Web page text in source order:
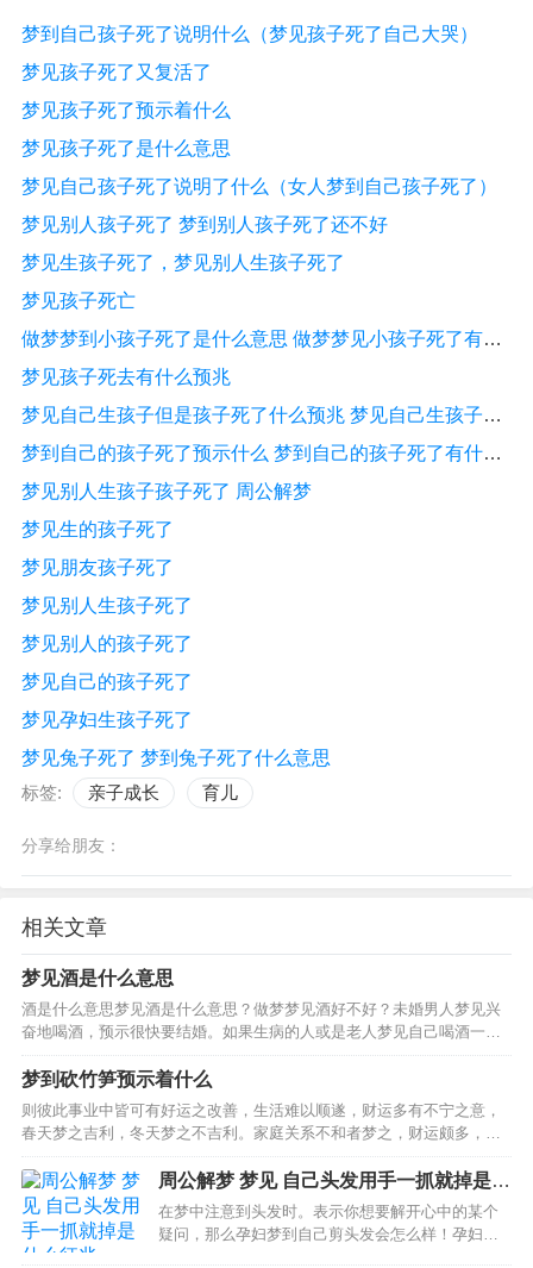
梦到自己孩子死了说明什么（梦见孩子死了自己大哭）
梦见孩子死了又复活了
梦见孩子死了预示着什么
梦见孩子死了是什么意思
梦见自己孩子死了说明了什么（女人梦到自己孩子死了）
梦见别人孩子死了 梦到别人孩子死了还不好
梦见生孩子死了，梦见别人生孩子死了
梦见孩子死亡
做梦梦到小孩子死了是什么意思 做梦梦见小孩子死了有什么预兆
梦见孩子死去有什么预兆
梦见自己生孩子但是孩子死了什么预兆 梦见自己生孩子但是孩子死了是什么意思
梦到自己的孩子死了预示什么 梦到自己的孩子死了有什么征兆
梦见别人生孩子孩子死了 周公解梦
梦见生的孩子死了
梦见朋友孩子死了
梦见别人生孩子死了
梦见别人的孩子死了
梦见自己的孩子死了
梦见孕妇生孩子死了
梦见兔子死了 梦到兔子死了什么意思
标签:
亲子成长 育儿
分享给朋友：
相关文章
梦见酒是什么意思
酒是什么意思梦见酒是什么意思？做梦梦见酒好不好？未婚男人梦见兴
奋地喝酒，预示很快要结婚。如果生病的人或是老人梦见自己喝酒一饮
而尽，还暗示可能会遇到危险。妻子梦见给丈夫倒酒，暗示要生孩子。
男人梦见给妻子或情人一杯酒，夫妻或情人会恩爱如初。女人…
梦到砍竹笋预示着什么
则彼此事业中皆可有好运之改善，生活难以顺遂，财运多有不宁之意，
春天梦之吉利，冬天梦之不吉利。家庭关系不和者梦之，财运颇多，事
业顺遂，处事应有柔和之态度，全职太太梦见砍竹笋，事业可有好运，
乃是偏财运旺盛之人，心思细腻之人梦之，戊土之象征，凡事…
周公解梦 梦见 自己头发用手一抓就掉是什
么征兆
在梦中注意到头发时。表示你想要解开心中的某个
疑问，那么孕妇梦到自己剪头发会怎么样！孕妇梦